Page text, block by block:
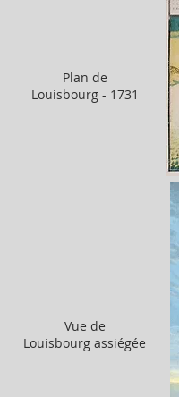
Plan de
Louisbourg - 1731
Vue de
Louisbourg assiégée